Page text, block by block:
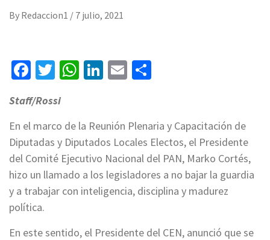
By Redaccion1 / 7 julio, 2021
Facebook
Twitter
WhatsApp
LinkedIn
Email
Staff/Rossi
En el marco de la Reunión Plenaria y Capacitación de
Diputadas y Diputados Locales Electos, el Presidente
del Comité Ejecutivo Nacional del PAN, Marko Cortés,
hizo un llamado a los legisladores a no bajar la guardia
y a trabajar con inteligencia, disciplina y madurez
política.
En este sentido, el Presidente del CEN, anunció que se